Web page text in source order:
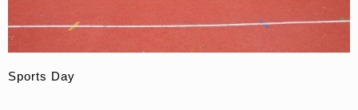
Sports Day